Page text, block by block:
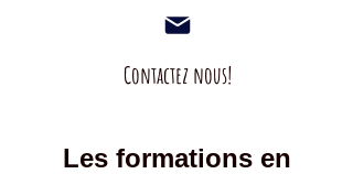
Contactez nous!
Les formations en